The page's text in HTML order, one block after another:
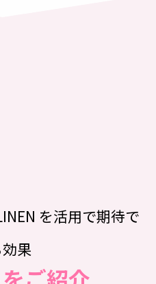
を活用で期待で
果